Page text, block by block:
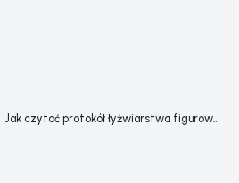
Jak czytać protokół łyżwiarstwa figurowego